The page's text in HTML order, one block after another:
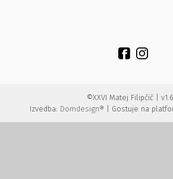
©XXVI Matej Filipčič |
Izvedba: Domdesign® | Gostuje na